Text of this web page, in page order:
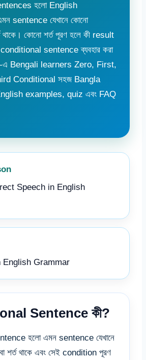
হলো English
sentence যেখানে কোনো
কোনো শর্ত পূরণ হলে কী result
conditional sentence ব্যবহার করা
এ Bengali learners Zero, First,
Conditional সহজ Bangla
examples, quiz এবং FAQ
Speech in English
English Grammar
Sentence কী?
হলো এমন sentence যেখানে
শর্ত থাকে এবং সেই condition পূরণ